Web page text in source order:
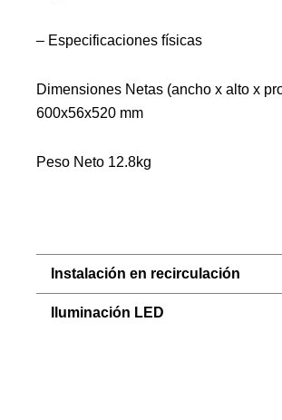
– Especificaciones físicas
Dimensiones Netas (ancho x alto x
600x56x520 mm
Peso Neto 12.8kg
Instalación en recirculación
Iluminación LED